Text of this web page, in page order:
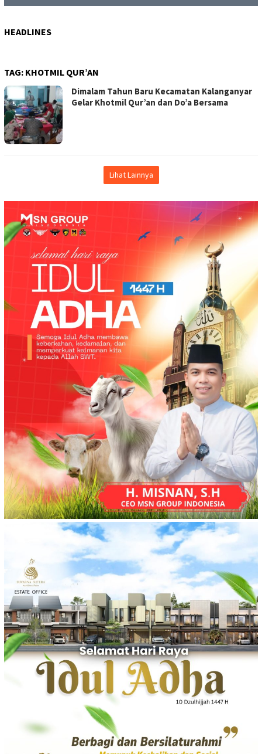
HEADLINES
TAG: KHOTMIL QUR’AN
Dimalam Tahun Baru Kecamatan Kalanganyar
Gelar Khotmil Qur’an dan Do’a Bersama
Lihat Lainnya